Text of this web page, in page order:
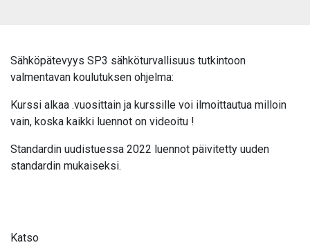
Sähköpätevyys SP3 sähköturvallisuus tutkintoon
valmentavan koulutuksen ohjelma:
Kurssi alkaa .vuosittain ja kurssille voi ilmoittautua milloin
vain, koska kaikki luennot on videoitu !
Standardin uudistuessa 2022 luennot päivitetty uuden
standardin mukaiseksi.
Katso